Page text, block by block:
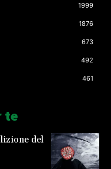
1999
1876
673
492
461
te
del